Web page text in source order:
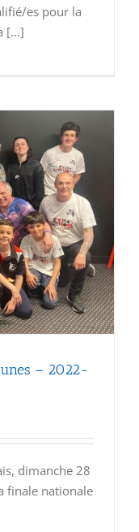
es pour la
[...]
– 2022-
dimanche 28
finale nationale